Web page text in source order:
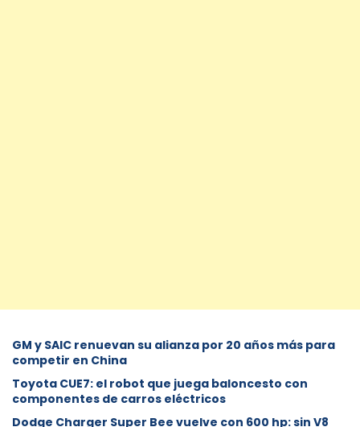
GM y SAIC renuevan su alianza por 20 años más para
competir en China
Toyota CUE7: el robot que juega baloncesto con
componentes de carros eléctricos
Dodge Charger Super Bee vuelve con 600 hp: sin V8